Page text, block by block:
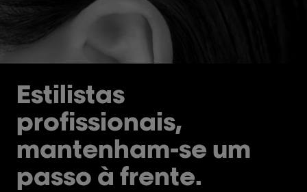
Estilistas
profissionais,
mantenham-se um
passo à frente.